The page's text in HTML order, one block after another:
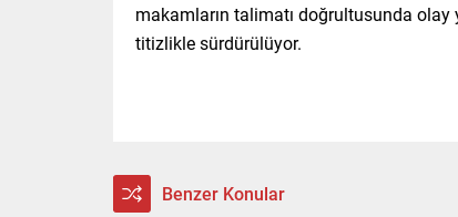
makamların talimatı doğrultusunda
titizlikle sürdürülüyor.
Benzer Konular